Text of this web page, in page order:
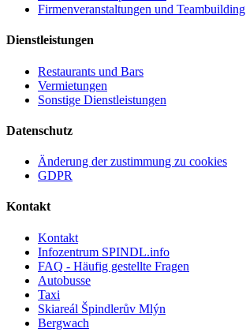
Firmenveranstaltungen und Teambuilding
Dienstleistungen
Restaurants und Bars
Vermietungen
Sonstige Dienstleistungen
Datenschutz
Änderung der zustimmung zu cookies
GDPR
Kontakt
Kontakt
Infozentrum SPINDL.info
FAQ - Häufig gestellte Fragen
Autobusse
Taxi
Skiareál Špindlerův Mlýn
Bergwach